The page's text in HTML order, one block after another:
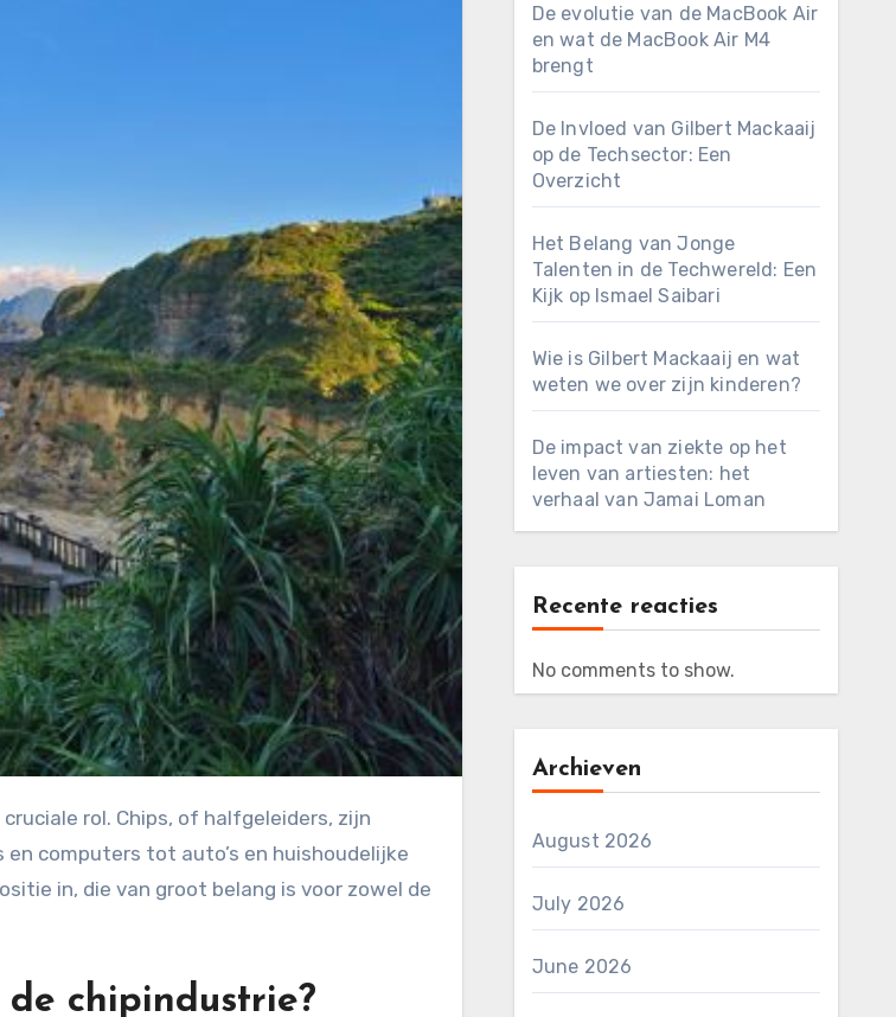
computers tot auto’s en huishoudelijke
in, die van groot belang is voor zowel de
chipindustrie?
De evolutie van de MacBook Air
en wat de MacBook Air M4
brengt
De Invloed van Gilbert Mackaaij
op de Techsector: Een
Overzicht
Het Belang van Jonge
Talenten in de Techwereld: Een
Kijk op Ismael Saibari
Wie is Gilbert Mackaaij en wat
weten we over zijn kinderen?
De impact van ziekte op het
leven van artiesten: het
verhaal van Jamai Loman
Recente reacties
No comments to show.
Archieven
August 2026
July 2026
June 2026